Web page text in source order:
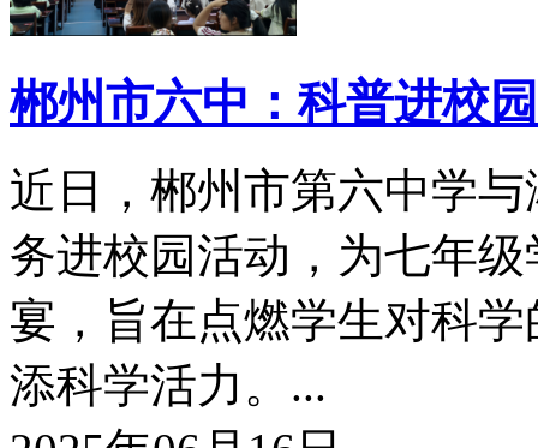
郴州市六中：科普进校
近日，郴州市第六中学
务进校园活动，为七年
宴，旨在点燃学生对科
添科学活力。...